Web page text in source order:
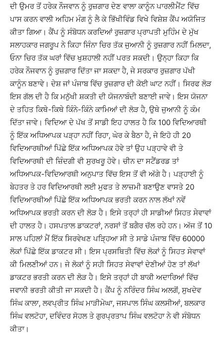
ਦੀ ਉਮਰ ਤੋਂ ਹਰੇਕ ਨੌਜਵਾਨ ਨੂੰ ਰੁਜ਼ਗਾਰ ਦੇਣ ਵਾਲਾ ਕਾਨੂੰਨ ਪਾਰਲੀਮੈਂਟ ਵਿੱਚ
ਪਾਸ ਕਰਨ ਵਾਲੀ ਅਹਿਮ ਮੰਗ ਨੂੰ ਲੈ ਕੇ ਭਿੱਖੀਵਿੰਡ ਵਿਖੇ ਵਿਸ਼ੇਸ਼ ਕੈਂਪ ਅਯੋਜਿਤ
ਕੀਤਾ ਗਿਆ। ਕੈਂਪ ਨੂੰ ਸੰਬੋਧਨ ਕਰਦਿਆਂ ਰੁਜ਼ਗਾਰ ਪ੍ਰਾਪਤੀ ਮੁਹਿੰਮ ਦੇ ਮੁੱਖ
ਸਲਾਹਕਾਰ ਜਗਰੂਪ ਨੇ ਕਿਹਾ ਜਿੰਨਾ ਚਿਰ ਤੱਕ ਜੁਆਨੀ ਨੂੰ ਰੁਜ਼ਗਾਰ ਨਹੀਂ ਮਿਲਦਾ,
ਓਨਾ ਚਿਰ ਤੱਕ ਘਰਾਂ ਵਿੱਚ ਖੁਸ਼ਹਾਲੀ ਨਹੀਂ ਪਰਤ ਸਕਦੀ। ਉਨ੍ਹਾ ਕਿਹਾ ਕਿ
ਹਰੇਕ ਨੌਜਵਾਨ ਨੂੰ ਰੁਜ਼ਗਾਰ ਦਿੱਤਾ ਜਾ ਸਕਦਾ ਹੈ, ਜੇ ਸਰਕਾਰ ਰੁਜ਼ਗਾਰ ਪੱਖੀ
ਕਾਨੂੰਨ ਬਣਾਵੇ। ਦੇਸ਼ ਜਾਂ ਪੰਜਾਬ ਵਿੱਚ ਰੁਜ਼ਗਾਰ ਦੀ ਕੋਈ ਘਾਟ ਨਹੀਂ। ਸਿਰਫ ਲੋੜ
ਇਸ ਗੱਲ ਦੀ ਹੈ ਕਿ ਮਨੁੱਖੀ ਸ਼ਕਤੀ ਦੀ ਯੋਜਨਾਬੰਦੀ ਬਣਾਈ ਜਾਵੇ। ਇਸ ਯੋਜਨਾ
ਦੇ ਤਹਿਤ ਕਿਥੇ-ਕਿਥੇ ਕਿੰਨੇ-ਕਿੰਨੇ ਕਾਮਿਆਂ ਦੀ ਲੋੜ ਹੈ, ਉਥੇ ਜੁਆਨੀ ਨੂੰ ਕੰਮ
ਦਿੱਤਾ ਜਾਵੇ। ਵਿਦਿਆ ਦੇ ਪੱਖ ਤੋਂ ਸਾਡੀ ਇਹ ਹਾਲਤ ਹੈ ਕਿ 100 ਵਿਦਿਆਰਥੀ
ਨੂੰ ਇੱਕ ਅਧਿਆਪਕ ਪੜ੍ਹਾ ਨਹੀਂ ਰਿਹਾ, ਘੇਰ ਕੇ ਬੈਠਾ ਹੈ, ਜੇ ਇਹੋ ਹੀ 20
ਵਿਦਿਆਰਥੀਆਂ ਪਿੱਛੇ ਇੱਕ ਅਧਿਆਪਕ ਹੋਵੇ ਤਾਂ ਉਹ ਪੜ੍ਹਾਵੇ ਵੀ ਤੇ
ਵਿਦਿਆਰਥੀ ਦੀ ਜ਼ਿੰਦਗੀ ਵੀ ਸੁਰਖਰੂ ਹੋਵੇ। ਚੀਨ ਦਾ ਸਟੈਂਡਰਡ ਤਾਂ
ਅਧਿਆਪਕ-ਵਿਦਿਆਰਥੀ ਅਨੁਪਾਤ ਵਿੱਚ ਇਸ ਤੋਂ ਵੀ ਅੱਗੇ ਹੈ। ਪੜ੍ਹਾਈ ਨੂੰ
ਬੇਹਤਰ ਤੇ ਹਰ ਵਿਦਿਆਰਥੀ ਲਈ ਮੁਫਤ ਤੇ ਲਾਜ਼ਮੀ ਬਣਾਉਣ ਵਾਸਤੇ 20
ਵਿਦਿਆਰਥੀਆਂ ਪਿੱਛੇ ਇੱਕ ਅਧਿਆਪਕ ਭਰਤੀ ਕਰਨ ਨਾਲ ਲੱਖਾਂ ਨਵੇਂ
ਅਧਿਆਪਕ ਭਰਤੀ ਕਰਨ ਦੀ ਲੋੜ ਹੈ। ਇਸੇ ਤਰ੍ਹਾਂ ਹੀ ਸਾਡੀਆਂ ਸਿਹਤ ਸੇਵਾਵਾਂ
ਦੀ ਹਾਲਤ ਹੈ। ਹਸਪਤਾਲ ਡਾਕਟਰਾਂ, ਨਰਸਾਂ ਤੋਂ ਬਗੈਰ ਚੱਲ ਰਹੇ ਹਨ। ਅੱਜ ਤੋਂ 10
ਸਾਲ ਪਹਿਲਾਂ ਮੈਂ ਇੱਕ ਸਿਰਵੇਖਣ ਪੜ੍ਹਿਆ ਸੀ ਤੇ ਸਾਡੇ ਪੰਜਾਬ ਵਿੱਚ 60000
ਲੋਕਾਂ ਪਿੱਛੇ ਇੱਕ ਡਾਕਟਰ ਸੀ। ਇਸ ਪ੍ਰਸਥਿਤੀ ਵਿੱਚ ਲੋਕਾਂ ਨੂੰ ਸਿਹਤ ਸੇਵਾਵਾਂ
ਕੀ ਮਿਲਣੀਆਂ ਹਨ। ਜੇ ਲੋਕਾਂ ਨੂੰ ਸਹੀ ਸਿਹਤ ਸੇਵਾਵਾਂ ਦੇਣੀਆਂ ਹੋਣ ਤਾਂ ਲੱਖਾਂ
ਡਾਕਟਰ ਭਰਤੀ ਕਰਨ ਦੀ ਲੋੜ ਹੈ। ਇਸੇ ਤਰ੍ਹਾਂ ਹੀ ਬਾਕੀ ਅਦਾਰਿਆਂ ਵਿੱਚ
ਜਵਾਨੀ ਭਰਤੀ ਕੀਤੀ ਜਾ ਸਕਦੀ ਹੈ। ਕੈਂਪ ਨੂੰ ਨਰਿੰਦਰ ਸਿੰਘ ਅਲਗੋਂ, ਸੁਖਦੇਵ
ਸਿੰਘ ਕਾਲਾ, ਲਵਪ੍ਰੀਤ ਸਿੰਘ ਮਾੜੀਮੇਘਾ, ਜਸਪਾਲ ਸਿੰਘ ਕਲਸੀਆਂ, ਬਲਕਾਰ
ਸਿੰਘ ਵਲਟੋਹਾ, ਦਵਿੰਦਰ ਸੋਹਲ ਤੇ ਗੁਰਪ੍ਰਤਾਪ ਸਿੰਘ ਵਲਟੋਹਾ ਨੇ ਵੀ ਸੰਬੋਧਨ
ਕੀਤਾ।